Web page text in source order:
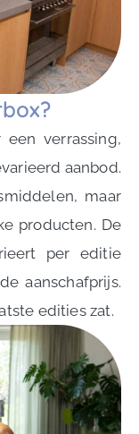
verrassing,
aanbod.
maar
producten. De
per editie
aanschafprijs.
edities zat.